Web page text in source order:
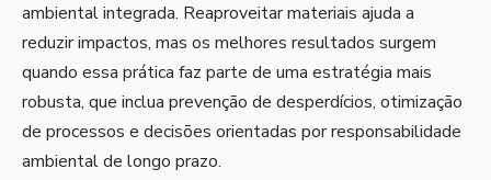
ambiental integrada. Reaproveitar materiais ajuda a
reduzir impactos, mas os melhores resultados surgem
quando essa prática faz parte de uma estratégia mais
robusta, que inclua prevenção de desperdícios, otimização
de processos e decisões orientadas por responsabilidade
ambiental de longo prazo.